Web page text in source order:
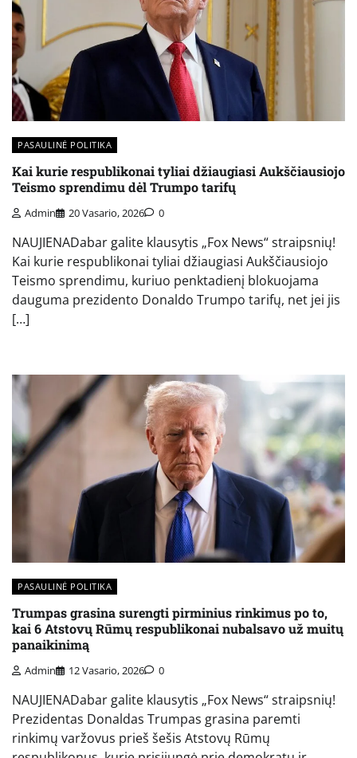
PASAULINĖ POLITIKA
Kai kurie respublikonai tyliai džiaugiasi Aukščiausiojo
Teismo sprendimu dėl Trumpo tarifų
Admin 20 Vasario, 2026 0
NAUJIENADabar galite klausytis „Fox News“ straipsnių!
Kai kurie respublikonai tyliai džiaugiasi Aukščiausiojo
Teismo sprendimu, kuriuo penktadienį blokuojama
dauguma prezidento Donaldo Trumpo tarifų, net jei jis
[…]
PASAULINĖ POLITIKA
Trumpas grasina surengti pirminius rinkimus po to,
kai 6 Atstovų Rūmų respublikonai nubalsavo už muitų
panaikinimą
Admin 12 Vasario, 2026 0
NAUJIENADabar galite klausytis „Fox News“ straipsnių!
Prezidentas Donaldas Trumpas grasina paremti
rinkimų varžovus prieš šešis Atstovų Rūmų